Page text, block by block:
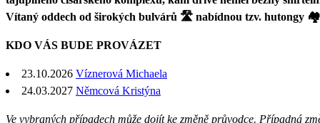
Vítaný oddech od širokých bulvárů 🛣️ nabídnou tzv. hutongy
KDO VÁS BUDE PROVÁZET
23.10.2026 Víznerová Michaela
24.03.2027 Němcová Kristýna
Ve vybraných případech může dojít ke změně průvodce. Případná